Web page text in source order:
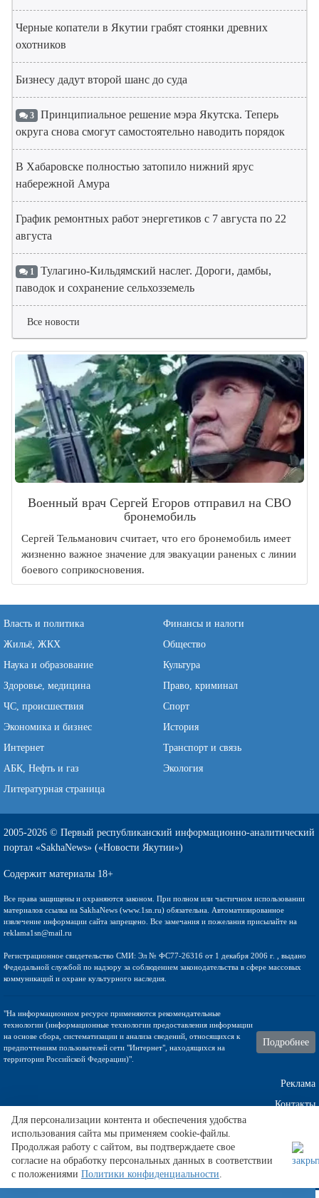
Черные копатели в Якутии грабят стоянки древних
охотников
Бизнесу дадут второй шанс до суда
3 Принципиальное решение мэра Якутска. Теперь
округа снова смогут самостоятельно наводить порядок
В Хабаровске полностью затопило нижний ярус
набережной Амура
График ремонтных работ энергетиков с 7 августа по 22
августа
1 Тулагино-Кильдямский наслег. Дороги, дамбы,
паводок и сохранение сельхозземель
Все новости
Военный врач Сергей Егоров отправил на СВО
бронемобиль
Сергей Тельманович считает, что его бронемобиль имеет
жизненно важное значение для эвакуации раненых с линии
боевого соприкосновения.
Власть и политика
Финансы и налоги
Жильё, ЖКХ
Общество
Наука и образование
Культура
Здоровье, медицина
Право, криминал
ЧС, происшествия
Спорт
Экономика и бизнес
История
Интернет
Транспорт и связь
АБК, Нефть и газ
Экология
Литературная страница
2005-2026 © Первый республиканский информационно-аналитический
портал «SakhaNews» («Новости Якутии»)
Содержит материалы 18+
Все права защищены и охраняются законом. При полном или частичном использовании
материалов ссылка на SakhaNews (www.1sn.ru) обязательна. Автоматизированное
извлечение информации сайта запрещено. Все замечания и пожелания присылайте на
reklama1sn@mail.ru
Регистрационное свидетельство СМИ: Эл № ФС77-26316 от 1 декабря 2006 г. , выдано
Федедальной службой по надзору за соблюдением законодательства в сфере массовых
коммуникаций и охране культурного наследия.
"На информационном ресурсе применяются рекомендательные
технологии (информационные технологии предоставления информации
на основе сбора, систематизации и анализа сведений, относящихся к
предпочтениям пользователей сети "Интернет", находящихся на
территории Российской Федерации)".
Подробнее
Реклама
Контакты
Техническа поддержка
Для персонализации контента и обеспечения удобства
использования сайта мы применяем cookie-файлы.
Продолжая работу с сайтом, вы подтверждаете свое
согласие на обработку персональных данных в соответствии
с положениями Политики конфиденциальности.